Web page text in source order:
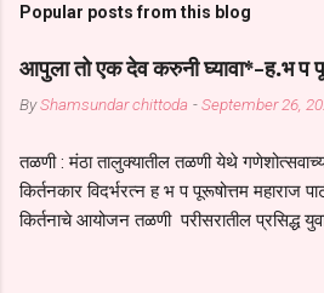
Popular posts from this blog
आपुला तो एक देव करुनी घ्यावा*-ह.भ प
ByShamsundar chittoda -September 26,
तळणी : मंठा तालुक्यातील तळणी येथे गणेशोत्सवाच्या
किर्तनकार विदर्भरत्न ह भ प पूरूषोत्तम महाराज
किर्तनाचे आयोजन तळणी परीसरातील प्रसिद्ध
तुकाराम महाराज यांच्या *आपुला तो एक देव